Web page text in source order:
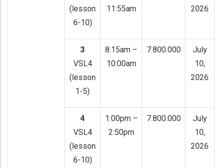
(lesson
6-10)
11:55am
2026
3
VSL4
(lesson
1-5)
8:15am –
10:00am
7.800.000
July
10,
2026
4
VSL4
(lesson
6-10)
1:00pm –
2:50pm
7.800.000
July
10,
2026